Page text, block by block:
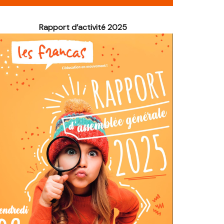
Rapport d’activité 2025